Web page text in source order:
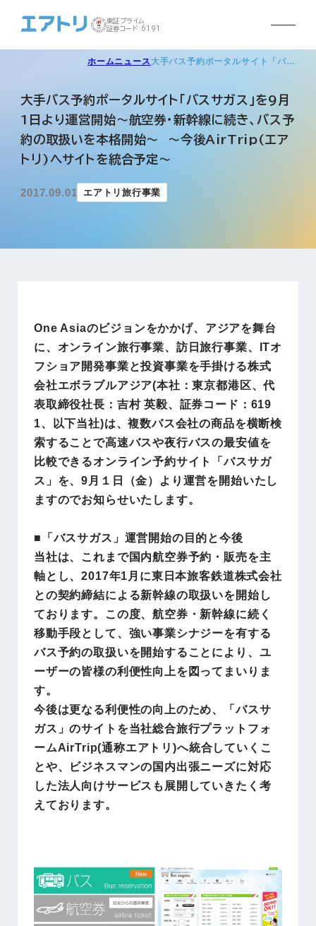
東証プライム
証券コード:6191
ホームニュース 大手バス予約ポータルサイト「バ…
大手バス予約ポータルサイト「バスサガス」を9月
1日より運営開始～航空券・新幹線に続き、バス予
約の取扱いを本格開始～ ～今後AirTrip(エア
トリ)へサイトを統合予定～
2017.09.01 エアトリ旅行事業
One Asiaのビジョンをかかげ、アジアを舞台
に、オンライン旅行事業、訪日旅行事業、ITオ
フショア開発事業と投資事業を手掛ける株式
会社エボラブルアジア(本社：東京都港区、代
表取締役社長：吉村 英毅、証券コード：619
1、以下当社)は、複数バス会社の商品を横断検
索することで高速バスや夜行バスの最安値を
比較できるオンライン予約サイト「バスサガ
ス」を、9月１日（金）より運営を開始いたし
ますのでお知らせいたします。
■「バスサガス」運営開始の目的と今後
当社は、これまで国内航空券予約・販売を主
軸とし、2017年1月に東日本旅客鉄道株式会社
との契約締結による新幹線の取扱いを開始し
ております。この度、航空券・新幹線に続く
移動手段として、強い事業シナジーを有する
バス予約の取扱いを開始することにより、ユ
ーザーの皆様の利便性向上を図ってまいりま
す。
今後は更なる利便性の向上のため、「バスサ
ガス」のサイトを当社総合旅行プラットフォ
ームAirTrip(通称エアトリ)へ統合していくこ
とや、ビジネスマンの国内出張ニーズに対応
した法人向けサービスも展開していきたく考
えております。